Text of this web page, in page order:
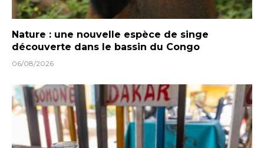
Nature : une nouvelle espèce de singe
découverte dans le bassin du Congo
06/08/2026